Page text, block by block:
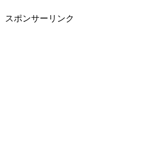
スポンサーリンク